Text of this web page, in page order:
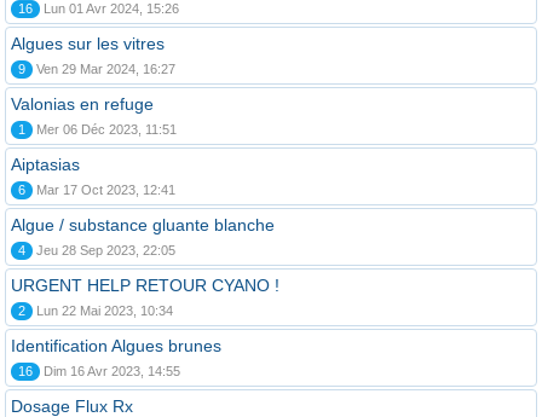
16 Lun 01 Avr 2024, 15:26
Algues sur les vitres
9 Ven 29 Mar 2024, 16:27
Valonias en refuge
1 Mer 06 Déc 2023, 11:51
Aiptasias
6 Mar 17 Oct 2023, 12:41
Algue / substance gluante blanche
4 Jeu 28 Sep 2023, 22:05
URGENT HELP RETOUR CYANO !
2 Lun 22 Mai 2023, 10:34
Identification Algues brunes
16 Dim 16 Avr 2023, 14:55
Dosage Flux Rx